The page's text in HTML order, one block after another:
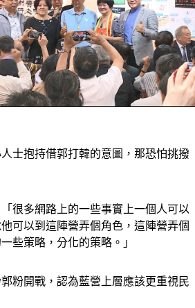
士抱持借郭打韓的意圖，那恐怕挑撥
很多網路上的一些事實上一個人可以
可以到這陣營弄個角色，這陣營弄個
些策略，分化的策略。」
粉開戰，認為藍營上層應該更重視民